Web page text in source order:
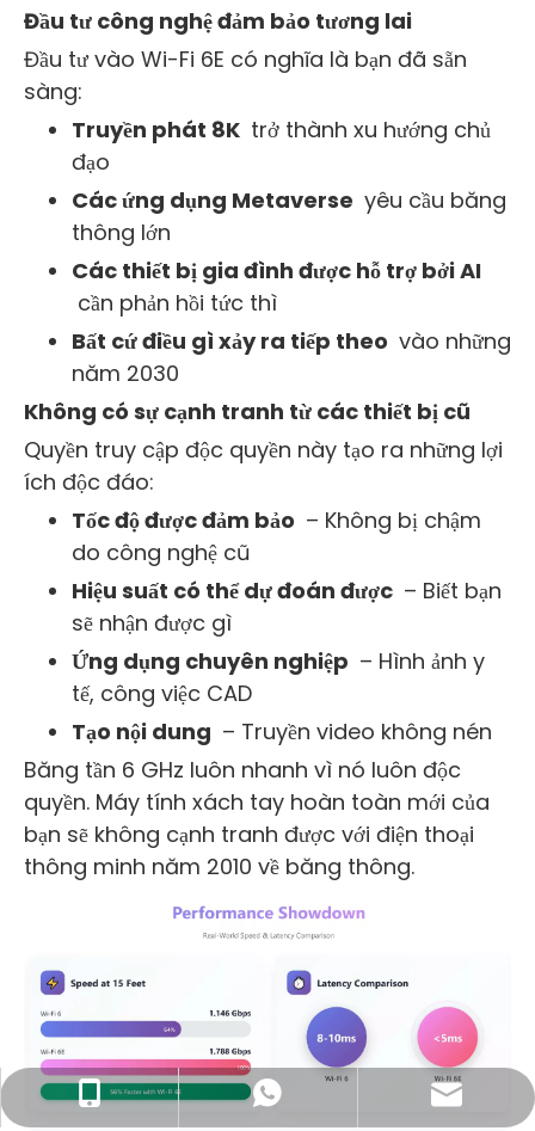
Đầu tư công nghệ đảm bảo tương lai
Đầu tư vào Wi-Fi 6E có nghĩa là bạn đã sẵn
sàng:
Truyền phát 8K trở thành xu hướng chủ
đạo
Các ứng dụng Metaverse yêu cầu băng
thông lớn
Các thiết bị gia đình được hỗ trợ bởi AI
cần phản hồi tức thì
Bất cứ điều gì xảy ra tiếp theo vào những
năm 2030
Không có sự cạnh tranh từ các thiết bị cũ
Quyền truy cập độc quyền này tạo ra những lợi
ích độc đáo:
Tốc độ được đảm bảo – Không bị chậm
do công nghệ cũ
Hiệu suất có thể dự đoán được – Biết bạn
sẽ nhận được gì
Ứng dụng chuyên nghiệp – Hình ảnh y
tế, công việc CAD
Tạo nội dung – Truyền video không nén
Băng tần 6 GHz luôn nhanh vì nó luôn độc
quyền. Máy tính xách tay hoàn toàn mới của
bạn sẽ không cạnh tranh được với điện thoại
thông minh năm 2010 về băng thông.
+86- 13923714138
+86 13923714138
Email doanh nghiệp: sales@lb-link.com